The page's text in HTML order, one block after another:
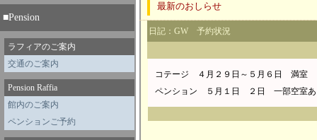
■Pension
ラフィアのご案内
交通のご案内
Pension Raffia
館内のご案内
ペンションご予約
最新のおしらせ
日記：GW 予約状況
コテージ ４月２９日～５月６日 満室
ペンション ５月１日 ２日 一部空室あ